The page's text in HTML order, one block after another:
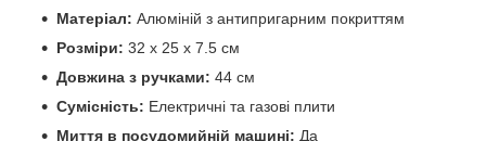
Матеріал: Алюміній з антипригарним покриттям
Розміри: 32 x 25 x 7.5 см
Довжина з ручками: 44 см
Сумісність: Електричні та газові плити
Миття в посудомийній машині: Да